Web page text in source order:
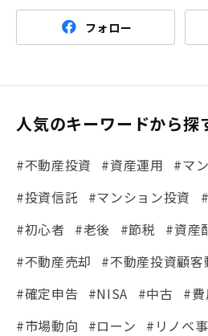
フォロー
人気のキーワードから探
#不動産投資 #資産運用 #マ
#投資信託
#マンション投資
#初心者
#老後 #節税 #資産
#不動産売却
#不動産投資顧客
#確定申告
#NISA #中古 #費
#市場動向
#ローン
#リノベ